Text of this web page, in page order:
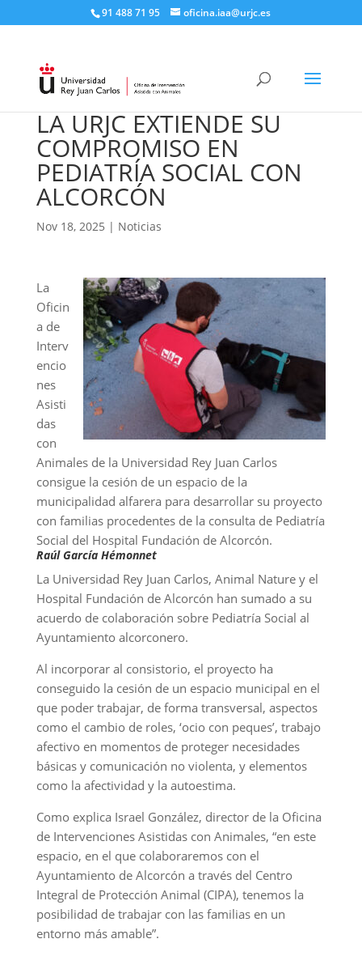
91 488 71 95​ oficina.iaa@urjc.es
LA URJC EXTIENDE SU
COMPROMISO EN
PEDIATRÍA SOCIAL CON
ALCORCÓN
Nov 18, 2025 | Noticias
La
Oficin
a de
Interv
encio
nes
Asisti
das
con
Animales de la Universidad Rey Juan Carlos
consigue la cesión de un espacio de la
municipalidad alfarera para desarrollar su proyecto
con familias procedentes de la consulta de Pediatría
Social del Hospital Fundación de Alcorcón.
Raúl García Hémonnet
La Universidad Rey Juan Carlos, Animal Nature y el
Hospital Fundación de Alcorcón han sumado a su
acuerdo de colaboración sobre Pediatría Social al
Ayuntamiento alcorconero.
Al incorporar al consistorio, el proyecto ha
conseguido la cesión de un espacio municipal en el
que poder trabajar, de forma transversal, aspectos
como el cambio de roles, ‘ocio con peques’, trabajo
afectivo en momentos de proteger necesidades
básicas y comunicación no violenta, y elementos
como la afectividad y la autoestima.
Como explica Israel González, director de la Oficina
de Intervenciones Asistidas con Animales, “en este
espacio, en el que colaboraremos con el
Ayuntamiento de Alcorcón a través del Centro
Integral de Protección Animal (CIPA), tenemos la
posibilidad de trabajar con las familias en un
entorno más amable”.